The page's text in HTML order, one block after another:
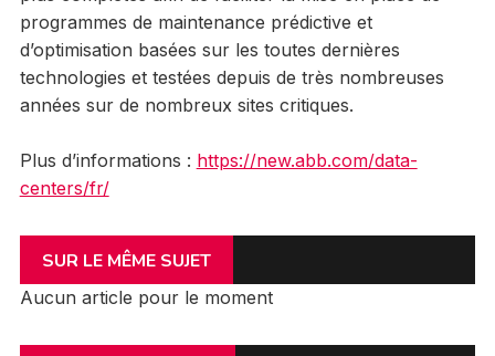
programmes de maintenance prédictive et
d’optimisation basées sur les toutes dernières
technologies et testées depuis de très nombreuses
années sur de nombreux sites critiques.
Plus d’informations : https://new.abb.com/data-
centers/fr/
SUR LE MÊME SUJET
Aucun article pour le moment